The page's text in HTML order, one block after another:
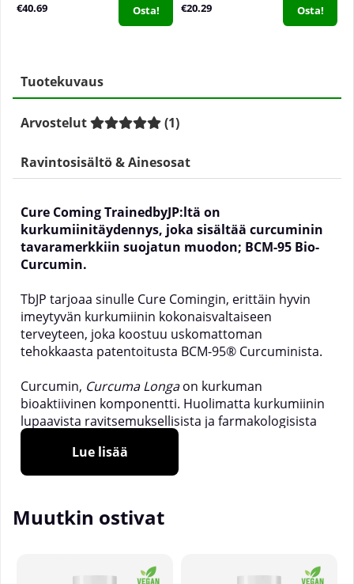
€40.69 Osta! €20.29 Osta!
Tuotekuvaus
Arvostelut (1)
Ravintosisältö & Ainesosat
Cure Coming TrainedbyJP:ltä on
kurkumiinitäydennys, joka sisältää curcuminin
tavaramerkkiin suojatun muodon; BCM-95 Bio-
Curcumin.
TbJP tarjoaa sinulle Cure Comingin, erittäin hyvin
imeytyvän kurkumiinin kokonaisvaltaiseen
terveyteen, joka koostuu uskomattoman
tehokkaasta patentoitusta BCM-95® Curcuminista.
Curcumin, Curcuma Longaon kurkuman
bioaktiivinen komponentti. Huolimatta kurkumiinin
lupaavista ravitsemuksellisista ja farmakologisista
ominaisuuksista, se on huonosti vesiliukoinen,
imeytyy huonosti suolistossa ja on huonosti
biologisesti saatavilla. Tämän kiertämiseksi BCM-
jossa on lisäksi fosfatidyylikoliinia ja kurkuman
eteerisiä öljyjä. Tämä johtaa parannettuun ja
______________________________________
Lue lisää
Muutkin ostivat